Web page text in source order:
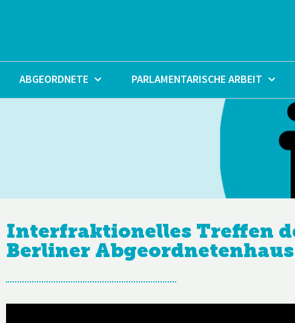
ABGEORDNETE PARLAMENTARISCHE ARBEIT
2023
Interfraktionelles Treffen
Berliner Abgeordnetenhaus